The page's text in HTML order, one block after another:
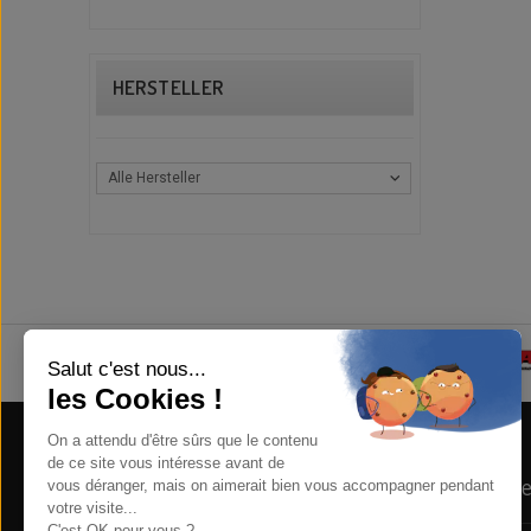
HERSTELLER
Alle Hersteller
Store Information